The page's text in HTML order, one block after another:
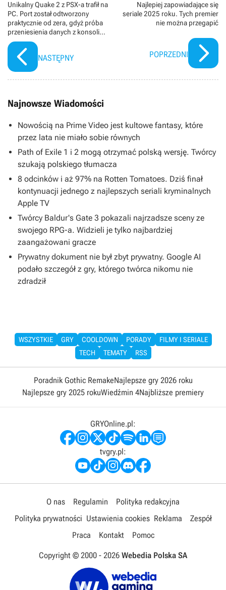
Unikalny Quake 2 z PSX-a trafił na
PC. Port został odtworzony
praktycznie od zera, gdyż próba
przeniesienia danych z konsoli
byłaby mordęgą
NASTĘPNY
Najlepiej zapowiadające się
seriale 2025 roku. Tych premier
nie można przegapić
POPRZEDNI
Najnowsze Wiadomości
Nowością na Prime Video jest kultowe fantasy, które
przez lata nie miało sobie równych
Path of Exile 1 i 2 mogą otrzymać polską wersję. Twórcy
szukają polskiego tłumacza
8 odcinków i aż 97% na Rotten Tomatoes. Dziś finał
kontynuacji jednego z najlepszych seriali kryminalnych
Apple TV
Twórcy Baldur's Gate 3 pokazali najrzadsze sceny ze
swojego RPG-a. Widzieli je tylko najbardziej
zaangażowani gracze
Prywatny dokument nie był zbyt prywatny. Google AI
podało szczegół z gry, którego twórca nikomu nie
zdradził
WSZYSTKIE GRY COOLDOWN PORADY
FILMY I SERIALE
TECH
TEMATY RSS
Poradnik Gothic RemakeNajlepsze gry 2026 roku
Najlepsze gry 2025 rokuWiedźmin 4Najbliższe premiery
GRYOnline.pl:
tvgry.pl:
O nas Regulamin
Polityka redakcyjna
Polityka prywatności Ustawienia cookies Reklama
Zespół
Praca
Kontakt Pomoc
Copyright © 2000 - 2026 Webedia Polska SA